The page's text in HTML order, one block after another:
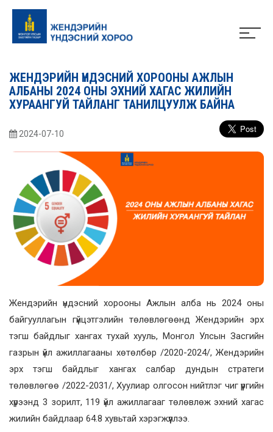
ЖЕНДЭРИЙН ҮНДЭСНИЙ ХОРООНЫ АЖЛЫН
АЛБАНЫ 2024 ОНЫ ЭХНИЙ ХАГАС ЖИЛИЙН
ХУРААНГУЙ ТАЙЛАНГ ТАНИЛЦУУЛЖ БАЙНА
2024-07-10
Жендэрийн үндэсний хорооны Ажлын алба нь 2024 оны
байгууллагын гүйцэтгэлийн төлөвлөгөөнд Жендэрийн эрх
тэгш байдлыг хангах тухай хууль, Монгол Улсын Засгийн
газрын үйл ажиллагааны хөтөлбөр /2020-2024/, Жендэрийн
эрх тэгш байдлыг хангах салбар дундын стратеги
төлөвлөгөө /2022-2031/, Хуулиар олгосон нийтлэг чиг үүргийн
хүрээнд 3 зорилт, 119 үйл ажиллагааг төлөвлөж эхний хагас
жилийн байдлаар 64.8 хувьтай хэрэгжүүллээ.